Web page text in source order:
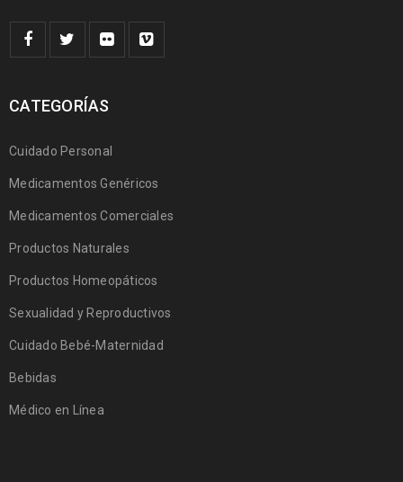
CATEGORÍAS
Cuidado Personal
Medicamentos Genéricos
Medicamentos Comerciales
Productos Naturales
Productos Homeopáticos
Sexualidad y Reproductivos
Cuidado Bebé-Maternidad
Bebidas
Médico en Línea